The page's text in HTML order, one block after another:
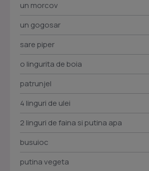
un morcov
un gogosar
sare piper
o lingurita de boia
patrunjel
4 linguri de ulei
2 linguri de faina si putina apa
busuioc
putina vegeta